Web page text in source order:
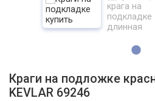
Краги на подложке
KEVLAR 69246